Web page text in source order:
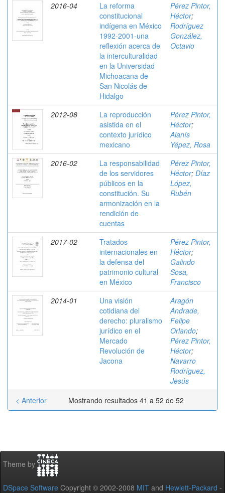
2016-04
La reforma
constitucional
indígena en México
1992-2001-una
reflexión acerca de
la interculturalidad
en la Universidad
Michoacana de
San Nicolás de
Hidalgo
Pérez Pintor,
Héctor;
Rodríguez
González,
Octavio
2012-08
La reproducción
asistida en el
contexto jurídico
mexicano
Pérez Pintor,
Héctor;
Alanís
Yépez, Rosa
2016-02
La responsabilidad
de los servidores
públicos en la
constitución. Su
armonización en la
rendición de
cuentas
Pérez Pintor,
Héctor; Díaz
López,
Rubén
2017-02
Tratados
internacionales en
la defensa del
patrimonio cultural
en México
Pérez Pintor,
Héctor;
Galindo
Sosa,
Francisco
2014-01
Una visión
cotidiana del
derecho: pluralismo
jurídico en el
Mercado
Revolución de
Jacona
Aragón
Andrade,
Felipe
Orlando;
Pérez Pintor,
Héctor;
Navarro
Rodríguez,
Jesús
Mostrando resultados 41 a 52 de 52
< Anterior
Theme by
DSpace Software Copyright © 2002-2008 MIT and Hewlett-Packard -